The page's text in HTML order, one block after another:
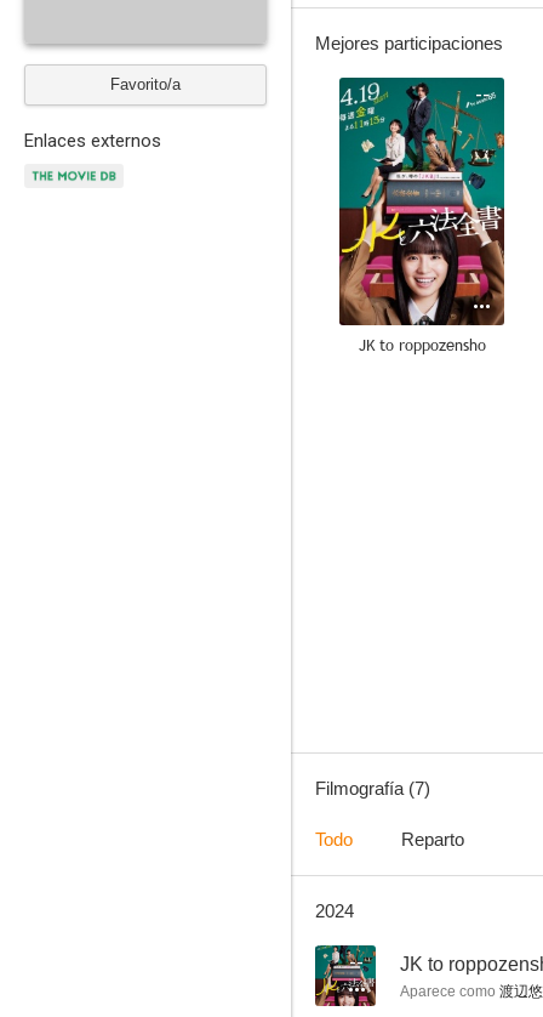
Favorito/a
Enlaces externos
Mejores participaciones
--
JK to roppozensho
Filmografía (7)
Todo Reparto
2024
-- JK to
Aparece como 渡辺悠